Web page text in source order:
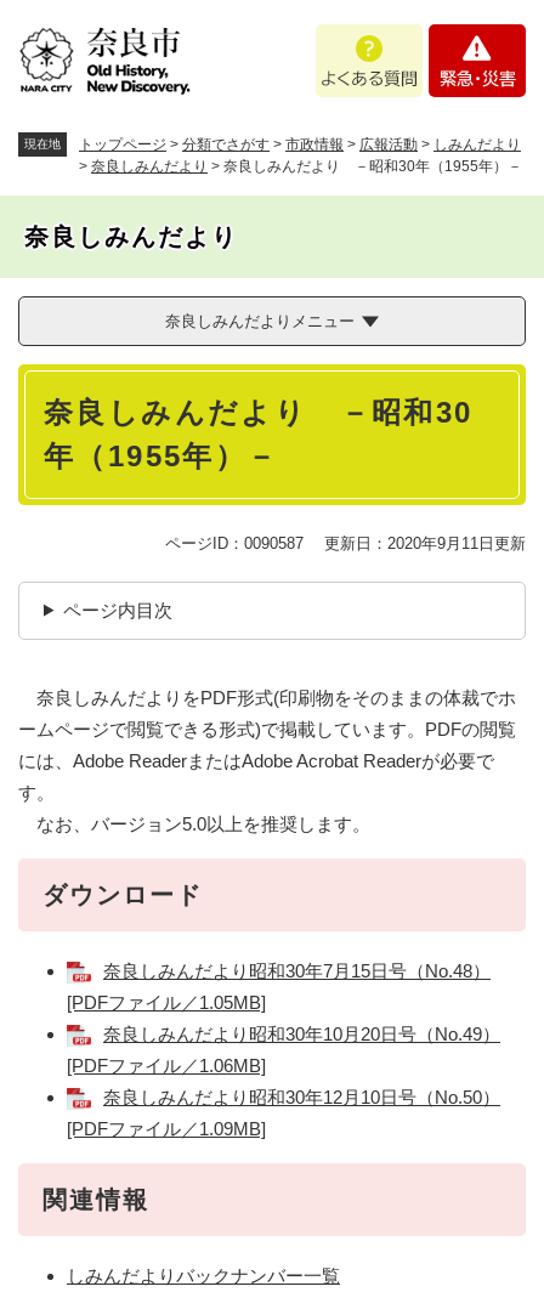
あ
問
・
現在地 トップページ > 分類でさがす > 市政情報 > 広報活動 > しみんだより
> 奈良しみんだより > 奈良しみんだより －昭和30年（1955年）－
奈良しみんだより
奈良しみんだよりメニュー
本
奈良しみんだより －昭和30
年（1955年）－
ページID：0090587 更新日：2020年9月11日更新
ページ内目次
奈良しみんだよりをPDF形式(印刷物をそのままの体裁でホ
ームページで閲覧できる形式)で掲載しています。PDFの閲覧
には、Adobe ReaderまたはAdobe Acrobat Readerが必要で
す。
なお、バージョン5.0以上を推奨します。
ダウンロード
奈良しみんだより昭和30年7月15日号（No.48）
[PDFファイル／1.05MB]
奈良しみんだより昭和30年10月20日号（No.49）
[PDFファイル／1.06MB]
奈良しみんだより昭和30年12月10日号（No.50）
[PDFファイル／1.09MB]
関連情報
しみんだよりバックナンバー一覧